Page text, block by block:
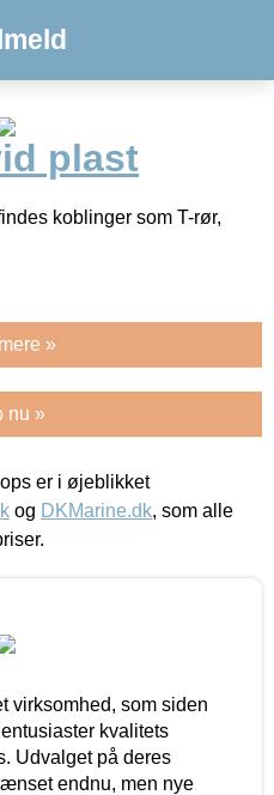
plast
koblinger som T-rør,
»
nu »
er i øjeblikket
og DKMarine.dk, som alle
virksomhed, som siden
kvalitets
Udvalget på deres
endnu, men nye